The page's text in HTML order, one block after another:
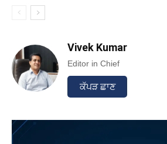
Vivek Kumar
Editor in Chief
ਕੱਪੜ ਛਾਣ